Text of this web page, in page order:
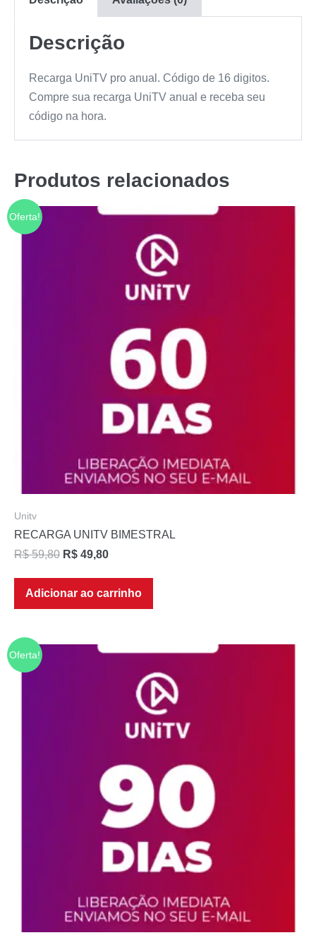
Descrição
Recarga UniTV pro anual. Código de 16 digitos.
Compre sua recarga UniTV anual e receba seu
código na hora.
Produtos relacionados
Oferta!
Unitv
RECARGA UNITV BIMESTRAL
R$59,80 R$ 49,80
Adicionar ao carrinho
Oferta!